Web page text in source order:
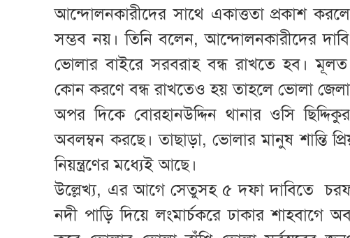
আন্দোলনকারীদের সাথে একাত্ততা প্রকাশ
সম্ভব নয়। তিনি বলেন, আন্দোলনকারীদের
ভোলার বাইরে সরবরাহ বন্ধ রাখতে হব।
কোন করণে বন্ধ রাখতেও হয় তাহলে ভোলা
অপর দিকে বোরহানউদ্দিন থানার ওসি
অবলম্বন করছে। তাছাড়া, ভোলার মানুষ শান্তি
নিয়ন্ত্রণের মধ্যেই আছে।
উল্লেখ্য, এর আগে সেতুসহ ৫ দফা দাবিতে
নদী পাড়ি দিয়ে লংমার্চকরে ঢাকার শাহবাগে